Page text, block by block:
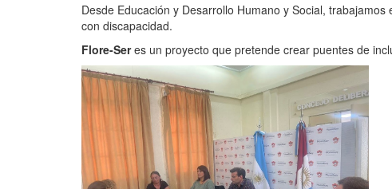
Desde Educación y Desarrollo Humano y Social,
con discapacidad.
Flore-Seres un proyecto que pretende crear puentes de